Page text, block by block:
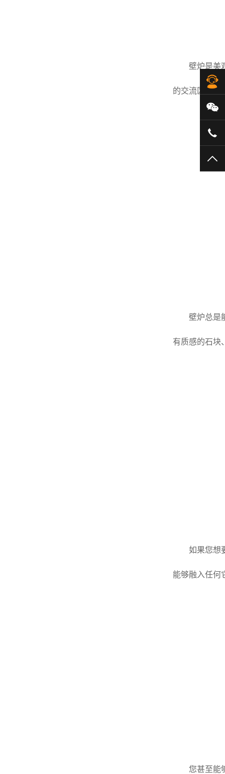
壁炉是美
的交流区域。
壁炉总是
有质感的石块
如果您想
能够融入任何
您甚至能
在
微